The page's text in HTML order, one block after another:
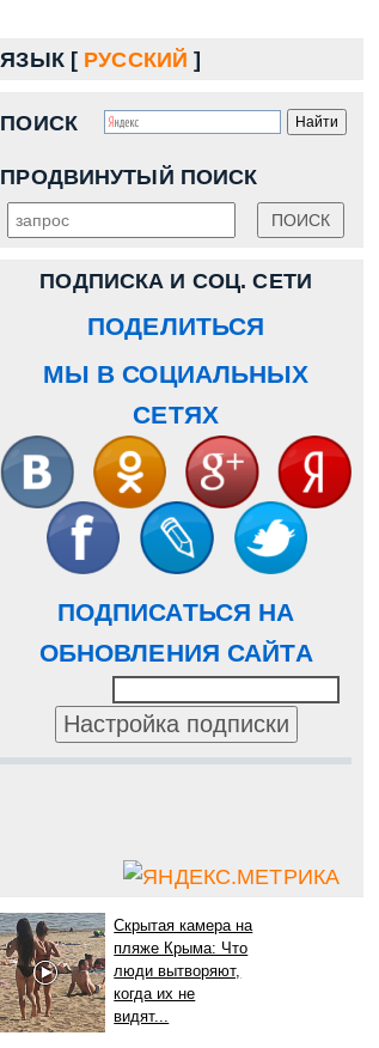
ЯЗЫК [ РУССКИЙ ]
ПОИСК
ПРОДВИНУТЫЙ ПОИСК
ПОДПИСКА И СОЦ. СЕТИ
ПОДЕЛИТЬСЯ
МЫ В СОЦИАЛЬНЫХ
СЕТЯХ
ПОДПИСАТЬСЯ НА
ОБНОВЛЕНИЯ САЙТА
Скрытая камера на
пляже Крыма: Что
люди вытворяют,
когда их не
видят...